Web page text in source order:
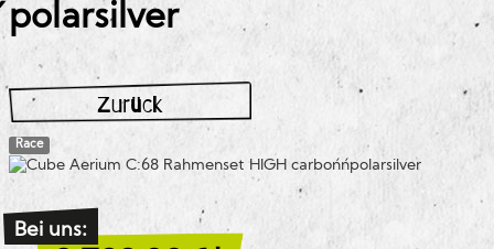
´polarsilver
Zurück
Race
Bei uns: